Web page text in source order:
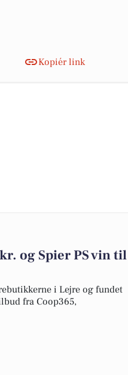
Kopiér link
og Spier PS vin til
i Lejre og fundet
fra Coop365,